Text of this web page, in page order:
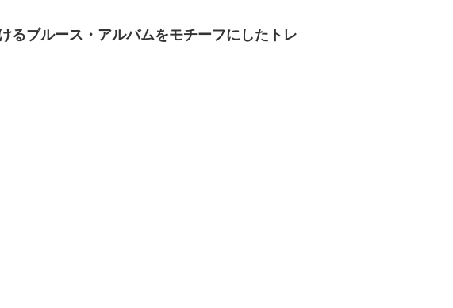
るブルース・アルバムをモチーフにしたトレ